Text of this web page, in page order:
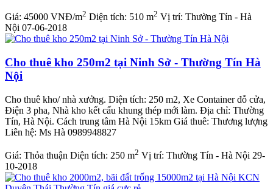
Giá: 45000 VNĐ/m2 Diện tích: 510 m2 Vị trí: Thường Tín - Hà
Nội 07-06-2018
Cho thuê kho 250m2 tại Ninh Sở - Thường Tín Hà
Nội
Cho thuê kho/ nhà xưởng. Diện tích: 250 m2, Xe Container đỗ cửa,
Điện 3 pha, Nhà kho kết cấu khung thép mới làm. Địa chỉ: Thường
Tín, Hà Nội. Cách trung tâm Hà Nội 15km Giá thuê: Thương lượng
Liên hệ: Ms Hà 0989948827
Giá: Thỏa thuận Diện tích: 250 m2 Vị trí: Thường Tín - Hà Nội 29-
10-2018